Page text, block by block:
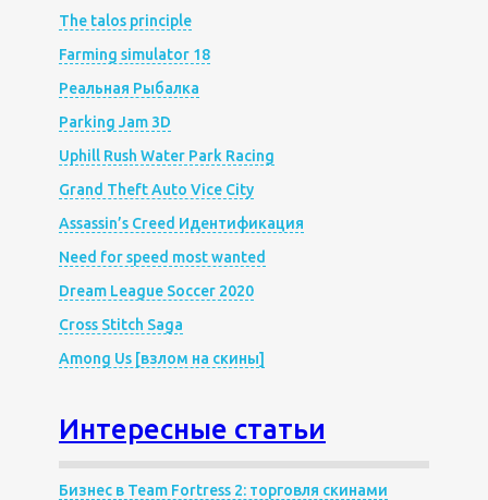
The talos principle
Farming simulator 18
Реальная Рыбалка
Parking Jam 3D
Uphill Rush Water Park Racing
Grand Theft Auto Vice City
Assassin’s Creed Идентификация
Need for speed most wanted
Dream League Soccer 2020
Cross Stitch Saga
Among Us [взлом на скины]
Интересные статьи
Бизнес в Team Fortress 2: торговля скинами